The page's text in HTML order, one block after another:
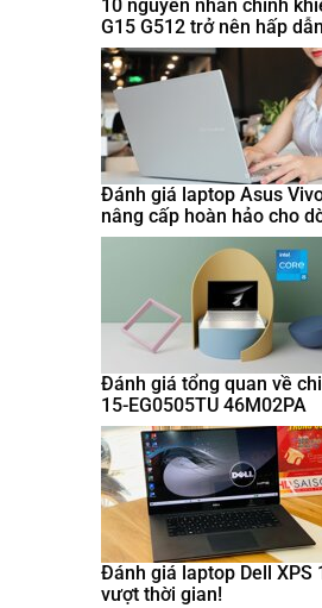
10 nguyên nhân chính
G15 G512 trở nên hấp
Đánh giá laptop Asus
nâng cấp hoàn hảo cho
Đánh giá tổng quan về
15-EG0505TU 46M02PA
Đánh giá laptop Dell XPS
vượt thời gian!